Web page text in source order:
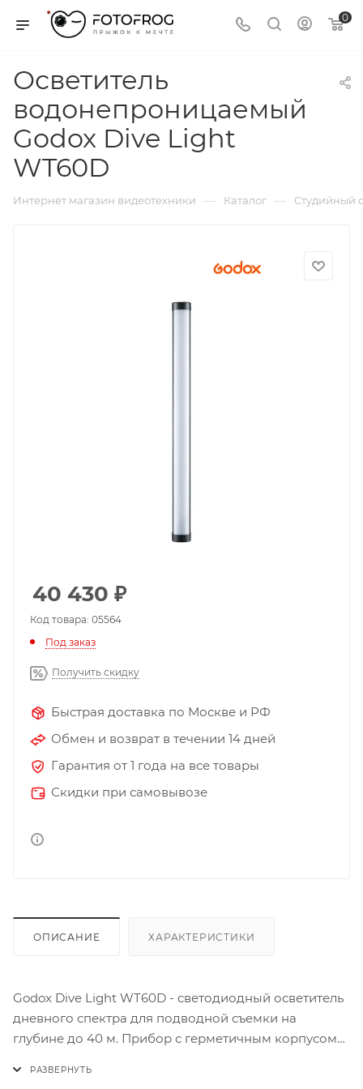
0
Осветитель
водонепроницаемый
Godox Dive Light
WT60D
Интернет магазин видеотехники — Каталог — Студийный
40 430 ₽
Код товара: 05564
Под заказ
Получить скидку
Быстрая доставка по Москве и РФ
Обмен и возврат в течении 14 дней
Гарантия от 1 года на все товары
Скидки при самовывозе
ОПИСАНИЕ ХАРАКТЕРИСТИКИ
Godox Dive Light WT60D - светодиодный осветитель
дневного спектра для подводной съемки на
глубине до 40 м. Прибор с герметичным корпусом